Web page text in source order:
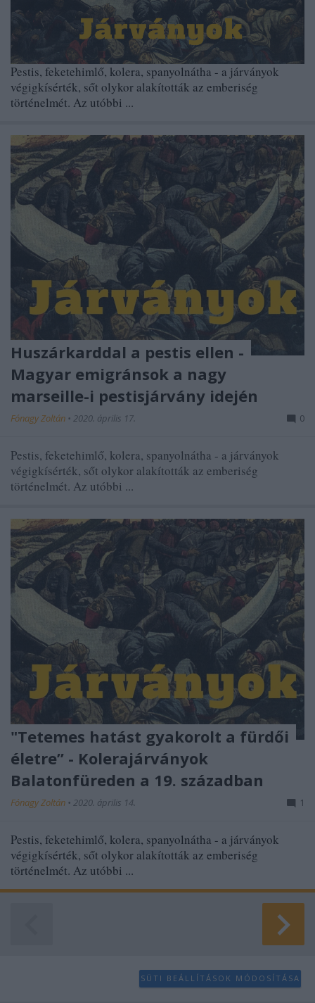
Pestis, feketehimlő, kolera, spanyolnátha - a járványok
végigkísérték, sőt olykor alakították az emberiség
történelmét. Az utóbbi ...
Huszárkarddal a pestis ellen -
Magyar emigránsok a nagy
marseille-i pestisjárvány idején
Fónagy Zoltán • 2020. április 17. 0
Pestis, feketehimlő, kolera, spanyolnátha - a járványok
végigkísérték, sőt olykor alakították az emberiség
történelmét. Az utóbbi ...
"Tetemes hatást gyakorolt a fürdői
életre” - Kolerajárványok
Balatonfüreden a 19. században
Fónagy Zoltán • 2020. április 14. 1
Pestis, feketehimlő, kolera, spanyolnátha - a járványok
végigkísérték, sőt olykor alakították az emberiség
történelmét. Az utóbbi ...
SÜTI BEÁLLÍTÁSOK MÓDOSÍTÁSA